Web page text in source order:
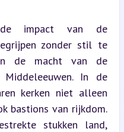
impact van de
zonder stil te
de macht van de
In de
kerken niet alleen
bastions van rijkdom.
stukken land,